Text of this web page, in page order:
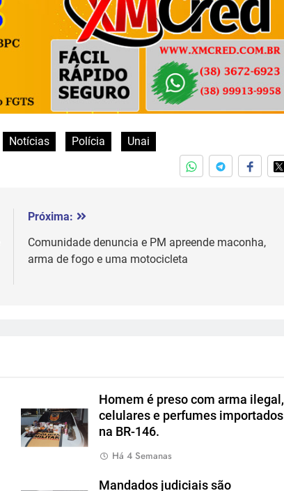
Notícias Polícia Unai
Próxima:
Comunidade denuncia e PM apreende maconha,
arma de fogo e uma motocicleta
Homem é preso com arma ilegal,
celulares e perfumes importados
na BR-146.
Há 4 Semanas
Mandados judiciais são